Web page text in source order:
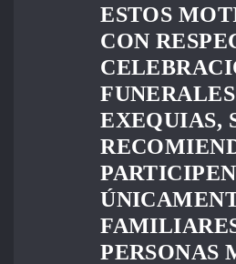
ESTOS
CON
EXEQUIAS,
PARTICIPEN
PERSONAS